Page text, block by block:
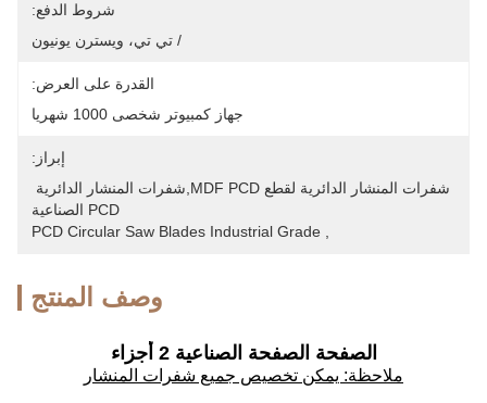
شروط الدفع:
/ تي تي، ويسترن يونيون
القدرة على العرض:
جهاز كمبيوتر شخصى 1000 شهريا
إبراز:
PCD الصناعية
PCD Circular Saw Blades Industrial Grade
وصف المنتج
الصفحة الصفحة الصناعية 2 أجزاء
ملاحظة: يمكن تخصيص جميع شفرات المنشار